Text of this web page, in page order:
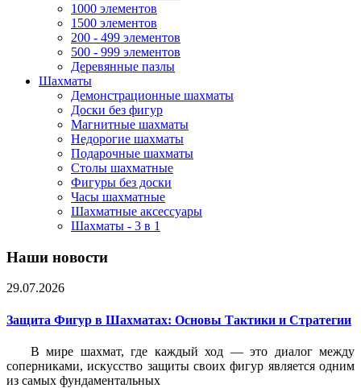
1000 элементов
1500 элементов
200 - 499 элементов
500 - 999 элементов
Деревянные пазлы
Шахматы
Демонстрационные шахматы
Доски без фигур
Магнитные шахматы
Недорогие шахматы
Подарочные шахматы
Столы шахматные
Фигуры без доски
Часы шахматные
Шахматные аксессуары
Шахматы - 3 в 1
Наши новости
29.07.2026
Защита Фигур в Шахматах: Основы Тактики и Стратегии
В мире шахмат, где каждый ход — это диалог между
соперниками, искусство защиты своих фигур является одним
из самых фундаментальных